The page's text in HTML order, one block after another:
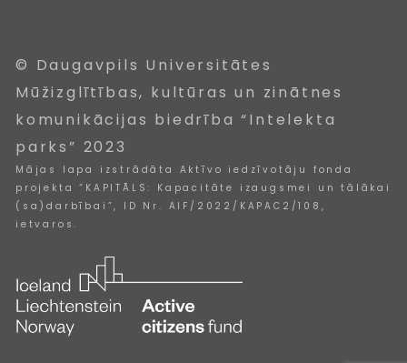
© Daugavpils Universitātes
Mūžizglītības, kultūras un zinātnes
komunikācijas biedrība “Intelekta
parks” 2023
Mājas lapa izstrādāta Aktīvo iedzīvotāju fonda
projekta “KAPITĀLS: Kapacitāte izaugsmei un tālākai
(sa)darbībai”, ID Nr. AIF/2022/KAPAC2/108,
ietvaros.